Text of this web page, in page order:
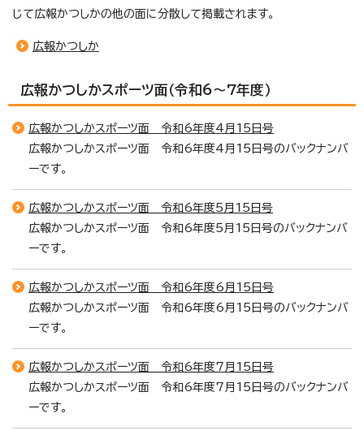
じて広報かつしかの他の面に分散して掲載されます。
広報かつしか
広報かつしかスポーツ面（令和6～7年度）
広報かつしかスポーツ面 令和6年度4月15日号
広報かつしかスポーツ面 令和6年度4月15日号のバックナンバ
ーです。
広報かつしかスポーツ面 令和6年度5月15日号
広報かつしかスポーツ面 令和6年度5月15日号のバックナンバ
ーです。
広報かつしかスポーツ面 令和6年度6月15日号
広報かつしかスポーツ面 令和6年度6月15日号のバックナンバ
ーです。
広報かつしかスポーツ面 令和6年度7月15日号
広報かつしかスポーツ面 令和6年度7月15日号のバックナンバ
ーです。